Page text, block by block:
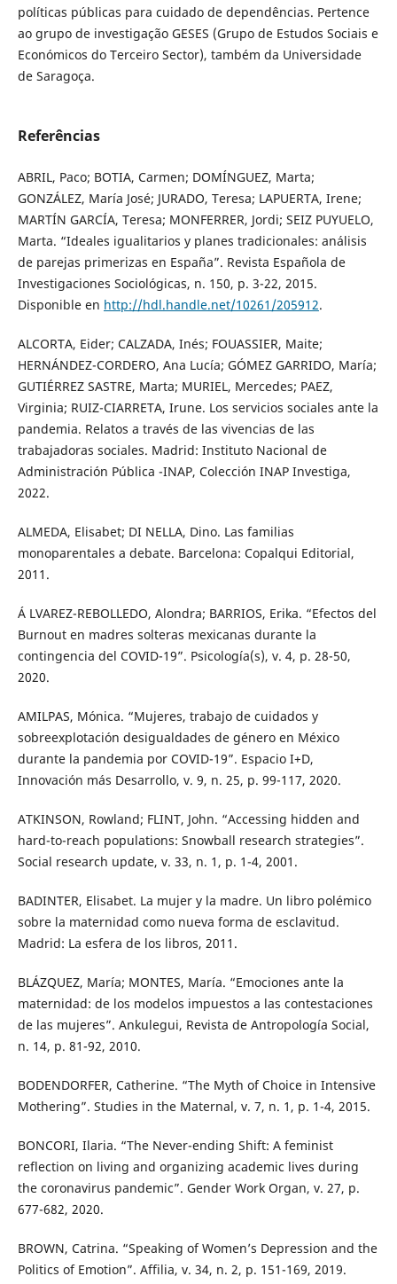
políticas públicas para cuidado de dependências. Pertence
ao grupo de investigação GESES (Grupo de Estudos Sociais e
Económicos do Terceiro Sector), também da Universidade
de Saragoça.
Referências
ABRIL, Paco; BOTIA, Carmen; DOMÍNGUEZ, Marta;
GONZÁLEZ, María José; JURADO, Teresa; LAPUERTA, Irene;
MARTÍN GARCÍA, Teresa; MONFERRER, Jordi; SEIZ PUYUELO,
Marta. “Ideales igualitarios y planes tradicionales: análisis
de parejas primerizas en España”. Revista Española de
Investigaciones Sociológicas, n. 150, p. 3-22, 2015.
Disponible en http://hdl.handle.net/10261/205912.
ALCORTA, Eider; CALZADA, Inés; FOUASSIER, Maite;
HERNÁNDEZ-CORDERO, Ana Lucía; GÓMEZ GARRIDO, María;
GUTIÉRREZ SASTRE, Marta; MURIEL, Mercedes; PAEZ,
Virginia; RUIZ-CIARRETA, Irune. Los servicios sociales ante la
pandemia. Relatos a través de las vivencias de las
trabajadoras sociales. Madrid: Instituto Nacional de
Administración Pública -INAP, Colección INAP Investiga,
2022.
ALMEDA, Elisabet; DI NELLA, Dino. Las familias
monoparentales a debate. Barcelona: Copalqui Editorial,
2011.
Á LVAREZ-REBOLLEDO, Alondra; BARRIOS, Erika. “Efectos del
Burnout en madres solteras mexicanas durante la
contingencia del COVID-19”. Psicología(s), v. 4, p. 28-50,
2020.
AMILPAS, Mónica. “Mujeres, trabajo de cuidados y
sobreexplotación desigualdades de género en México
durante la pandemia por COVID-19”. Espacio I+D,
Innovación más Desarrollo, v. 9, n. 25, p. 99-117, 2020.
ATKINSON, Rowland; FLINT, John. “Accessing hidden and
hard-to-reach populations: Snowball research strategies”.
Social research update, v. 33, n. 1, p. 1-4, 2001.
BADINTER, Elisabet. La mujer y la madre. Un libro polémico
sobre la maternidad como nueva forma de esclavitud.
Madrid: La esfera de los libros, 2011.
BLÁZQUEZ, María; MONTES, María. “Emociones ante la
maternidad: de los modelos impuestos a las contestaciones
de las mujeres”. Ankulegui, Revista de Antropología Social,
n. 14, p. 81-92, 2010.
BODENDORFER, Catherine. “The Myth of Choice in Intensive
Mothering”. Studies in the Maternal, v. 7, n. 1, p. 1-4, 2015.
BONCORI, Ilaria. “The Never-ending Shift: A feminist
reflection on living and organizing academic lives during
the coronavirus pandemic”. Gender Work Organ, v. 27, p.
677-682, 2020.
BROWN, Catrina. “Speaking of Women’s Depression and the
Politics of Emotion”. Affilia, v. 34, n. 2, p. 151-169, 2019.